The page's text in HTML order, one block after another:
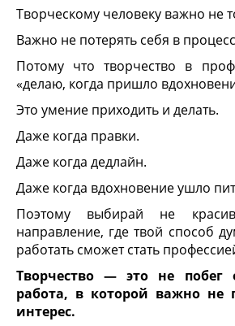
Творческому человеку важно не
Важно не потерять себя в
Потому что творчество в
«делаю, когда пришло
Это умение приходить и делать.
Даже когда правки.
Даже когда дедлайн.
Даже когда вдохновение ушло
Поэтому выбирай не
направление, где твой способ
работать сможет стать
Творчество — это не побег
работа, в которой важно не
интерес.